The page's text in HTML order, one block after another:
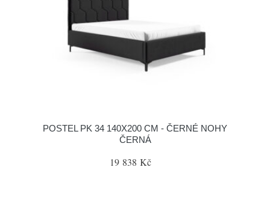
POSTEL PK 34 140X200 CM - ČERNÉ NOHY
ČERNÁ
19 838 Kč